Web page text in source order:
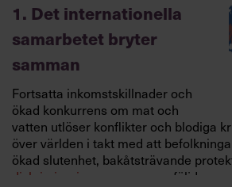
1. Det internationella
samarbetet bryter
samman
Fortsatta inkomstskillnader och
ökad konkurrens om mat och
vatten utlöser konflikter och blodiga
över världen i takt med att
ökad slutenhet, bakåtsträvande
diskriminering
av unga som följd.